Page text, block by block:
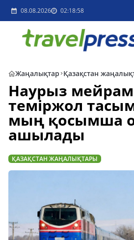
08.08.2026 02:18:58
Жаңалықтар Қазақстан
Наурыз
теміржол
мың қосымша
ашылады
ҚАЗАҚСТАН ЖАҢАЛЫҚТАРЫ